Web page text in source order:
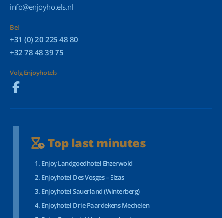
info@enjoyhotels.nl
Bel
+31 (0) 20 225 48 80
+32 78 48 39 75
Volg Enjoyhotels
Top last minutes
Enjoy Landgoedhotel Ehzerwold
Enjoyhotel Des Vosges – Elzas
Enjoyhotel Sauerland (Winterberg)
Enjoyhotel Drie Paardekens Mechelen